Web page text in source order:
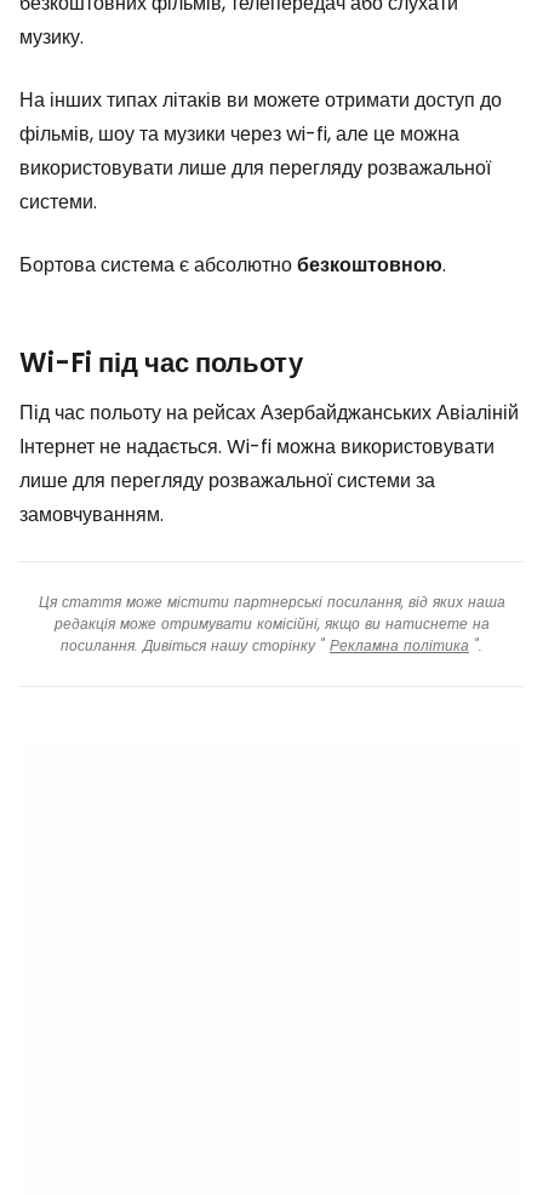
музику.
На інших типах літаків ви можете отримати доступ до
фільмів, шоу та музики через wi-fi, але це можна
використовувати лише для перегляду розважальної
системи.
Бортова система є абсолютнобезкоштовною.
Wi-Fi під час польоту
Під час польоту на рейсах Азербайджанських Авіаліній
Інтернет не надається. Wi-fi можна використовувати
лише для перегляду розважальної системи за
замовчуванням.
Ця стаття може містити партнерські посилання, від яких наша
редакція може отримувати комісійні, якщо ви натиснете на
посилання. Дивіться нашу сторінку " Рекламна політика ".